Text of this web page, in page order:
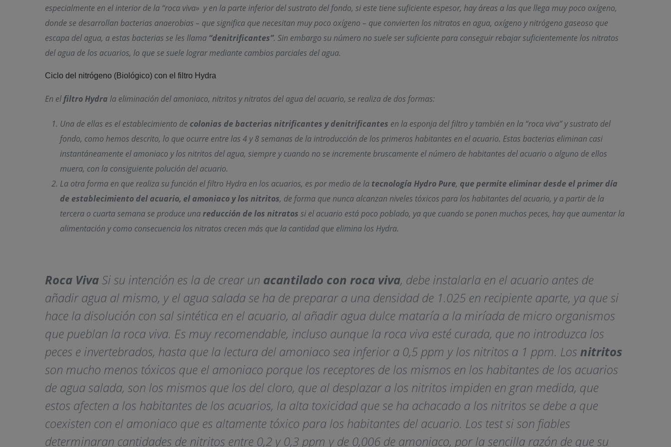
especialmente en el interior de la “roca viva» y en la parte inferior del sustrato del fondo, si este tiene suficiente espesor, hay áreas a las que llega muy poco oxígeno,
donde se desarrollan bacterias anaerobias – que significa que necesitan muy poco oxígeno – que convierten los nitratos en agua, oxígeno y nitrógeno gaseoso que
escapa del agua, a estas bacterias se les llama “denitrificantes”. Sin embargo su número no suele ser suficiente para conseguir rebajar suficientemente los nitratos
del agua de los acuarios, lo que se suele lograr mediante cambios parciales del agua.
Ciclo del nitrógeno (Biológico) con el filtro Hydra
En el filtro Hydra la eliminación del amoniaco, nitritos y nitratos del agua del acuario, se realiza de dos formas:
Una de ellas es el establecimiento de colonias de bacterias nitrificantes y denitrificantes en la esponja del filtro y también en la “roca viva” y sustrato del
fondo, como hemos descrito, lo que ocurre entre las 4 y 8 semanas de la introducción de los primeros habitantes en el acuario. Estas bacterias eliminan casi
instantáneamente el amoniaco y los nitritos del agua, siempre y cuando no se incremente bruscamente el número de habitantes del acuario o alguno de ellos
muera, con la consiguiente polución del acuario.
La otra forma en que realiza su función el filtro Hydra en los acuarios, es por medio de la tecnología Hydro Pure, que permite eliminar desde el primer día
de establecimiento del acuario, el amoniaco y los nitritos, de forma que nunca alcanzan niveles tóxicos para los habitantes del acuario, y a partir de la
tercera o cuarta semana se produce unareducción de los nitratos si el acuario está poco poblado, ya que cuando se ponen muchos peces, hay que aumentar la
alimentación y como consecuencia los nitratos crecen más que la cantidad que elimina los Hydra.
Roca VivaSi su intención es la de crear un acantilado con roca viva, debe instalarla en el acuario antes de
añadir agua al mismo, y el agua salada se ha de preparar a una densidad de 1.025 en recipiente aparte, ya que si
hace la disolución con sal sintética en el acuario, al añadir agua dulce mataría a la miríada de micro organismos
que pueblan la roca viva. Es muy recomendable, incluso aunque la roca viva esté curada, que no introduzca los
peces e invertebrados, hasta que la lectura del amoniaco sea inferior a 0,5 ppm y los nitritos a 1 ppm. Los nitritos
son mucho menos tóxicos que el amoniaco porque los receptores de los mismos en los habitantes de los acuarios
de agua salada, son los mismos que los del cloro, que al desplazar a los nitritos impiden en gran medida, que
estos afecten a los habitantes de los acuarios, la alta toxicidad que se ha achacado a los nitritos se debe a que
coexisten con el amoniaco que es altamente tóxico para los habitantes del acuario. Los test si son fiables
determinaran cantidades de nitritos entre 0,2 y 0,3 ppm y de 0,006 de amoniaco, por la sencilla razón de que su